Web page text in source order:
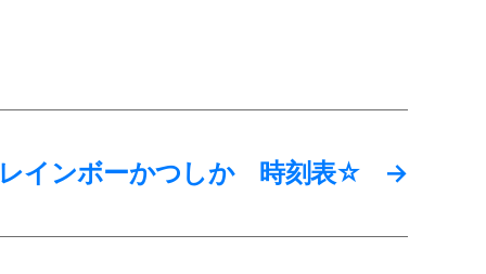
→
インボーかつしか 時刻表☆